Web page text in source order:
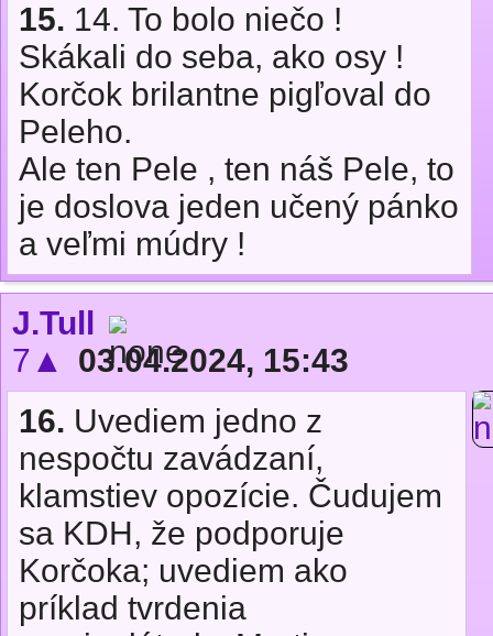
15. 14. To bolo niečo !
Skákali do seba, ako osy !
Korčok brilantne pigľoval do
Peleho.
Ale ten Pele , ten náš Pele, to
je doslova jeden učený pánko
a veľmi múdry !
J.Tull
7▲
03.04.2024, 15:43
16. Uvediem jedno z
nespočtu zavádzaní,
klamstiev opozície. Čudujem
sa KDH, že podporuje
Korčoka; uvediem ako
príklad tvrdenia